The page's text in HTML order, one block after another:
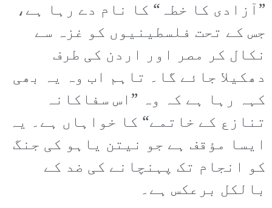
”آزادی کا خطہ“ کا نام دے رہا ہے،
جس کے تحت فلسطینیوں کو غزہ سے
نکال کر مصر اور اردن کی طرف
دھکیلا جائے گا۔ تاہم اب وہ یہ بھی
کہہ رہا ہے کہ وہ ”اس سفاکانہ
تنازع کے خاتمے“ کا خواہاں ہے۔ یہ
ایسا مؤقف ہے جو نیتن یاہو کی جنگ
کو انجام تک پہنچانے کی ضد کے
بالکل برعکس ہے۔